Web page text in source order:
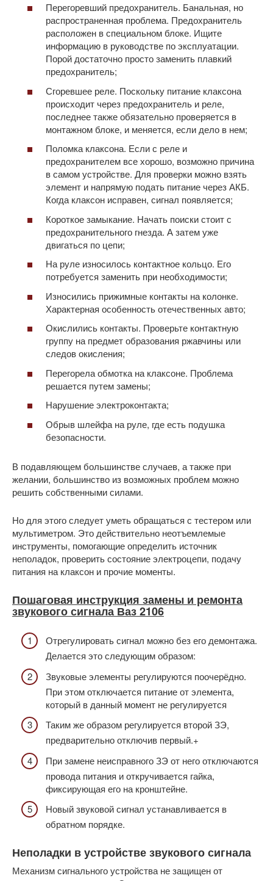
Перегоревший предохранитель. Банальная, но
распространенная проблема. Предохранитель
расположен в специальном блоке. Ищите
информацию в руководстве по эксплуатации.
Порой достаточно просто заменить плавкий
предохранитель;
Сгоревшее реле. Поскольку питание клаксона
происходит через предохранитель и реле,
последнее также обязательно проверяется в
монтажном блоке, и меняется, если дело в нем;
Поломка клаксона. Если с реле и
предохранителем все хорошо, возможно причина
в самом устройстве. Для проверки можно взять
элемент и напрямую подать питание через АКБ.
Когда клаксон исправен, сигнал появляется;
Короткое замыкание. Начать поиски стоит с
предохранительного гнезда. А затем уже
двигаться по цепи;
На руле износилось контактное кольцо. Его
потребуется заменить при необходимости;
Износились прижимные контакты на колонке.
Характерная особенность отечественных авто;
Окислились контакты. Проверьте контактную
группу на предмет образования ржавчины или
следов окисления;
Перегорела обмотка на клаксоне. Проблема
решается путем замены;
Нарушение электроконтакта;
Обрыв шлейфа на руле, где есть подушка
безопасности.
В подавляющем большинстве случаев, а также при
желании, большинство из возможных проблем можно
решить собственными силами.
Но для этого следует уметь обращаться с тестером или
мультиметром. Это действительно неотъемлемые
инструменты, помогающие определить источник
неполадок, проверить состояние электроцепи, подачу
питания на клаксон и прочие моменты.
Пошаговая инструкция замены и ремонта
звукового сигнала Ваз 2106
Отрегулировать сигнал можно без его демонтажа.
Делается это следующим образом:
Звуковые элементы регулируются поочерёдно.
При этом отключается питание от элемента,
который в данный момент не регулируется
Таким же образом регулируется второй ЗЭ,
предварительно отключив первый.+
При замене неисправного ЗЭ от него отключаются
провода питания и откручивается гайка,
фиксирующая его на кронштейне.
Новый звуковой сигнал устанавливается в
обратном порядке.
Неполадки в устройстве звукового сигнала
Механизм сигнального устройства не защищен от